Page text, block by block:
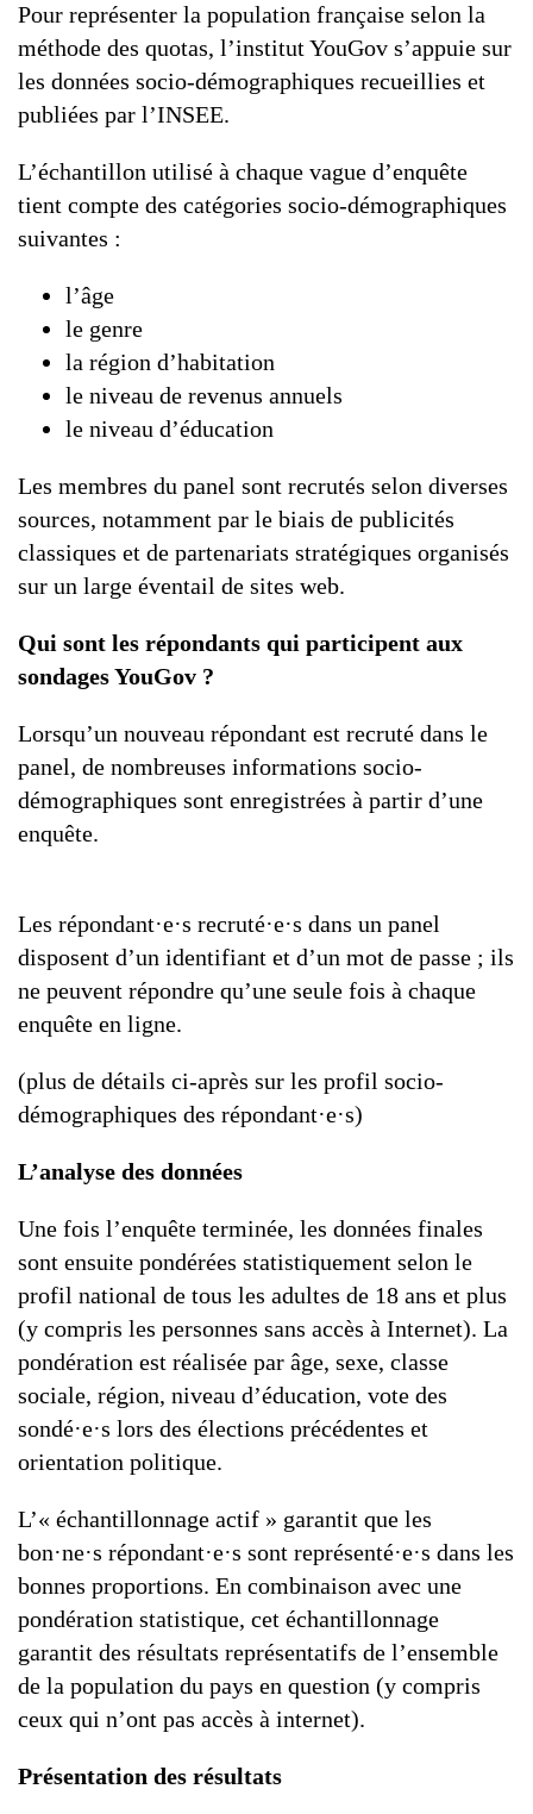
Pour représenter la population française selon la
méthode des quotas, l’institut YouGov s’appuie sur
les données socio-démographiques recueillies et
publiées par l’INSEE.
L’échantillon utilisé à chaque vague d’enquête
tient compte des catégories socio-démographiques
suivantes :
l’âge
le genre
la région d’habitation
le niveau de revenus annuels
le niveau d’éducation
Les membres du panel sont recrutés selon diverses
sources, notamment par le biais de publicités
classiques et de partenariats stratégiques organisés
sur un large éventail de sites web.
Qui sont les répondants qui participent aux
sondages YouGov ?
Lorsqu’un nouveau répondant est recruté dans le
panel, de nombreuses informations socio-
démographiques sont enregistrées à partir d’une
enquête.
Les répondant·e·s recruté·e·s dans un panel
disposent d’un identifiant et d’un mot de passe ; ils
ne peuvent répondre qu’une seule fois à chaque
enquête en ligne.
(plus de détails ci-après sur les profil socio-
démographiques des répondant·e·s)
L’analyse des données
Une fois l’enquête terminée, les données finales
sont ensuite pondérées statistiquement selon le
profil national de tous les adultes de 18 ans et plus
(y compris les personnes sans accès à Internet). La
pondération est réalisée par âge, sexe, classe
sociale, région, niveau d’éducation, vote des
sondé·e·s lors des élections précédentes et
orientation politique.
L’« échantillonnage actif » garantit que les
bon·ne·s répondant·e·s sont représenté·e·s dans les
bonnes proportions. En combinaison avec une
pondération statistique, cet échantillonnage
garantit des résultats représentatifs de l’ensemble
de la population du pays en question (y compris
ceux qui n’ont pas accès à internet).
Présentation des résultats